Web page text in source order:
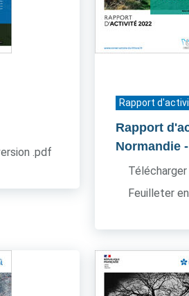
.pdf
Rapport
Rapport
Normandie
Feuilleter